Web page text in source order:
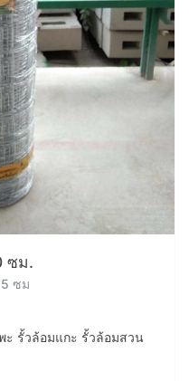
ซม.
ซม
ะ รั้วล้อมแกะ รั้วล้อมสวน